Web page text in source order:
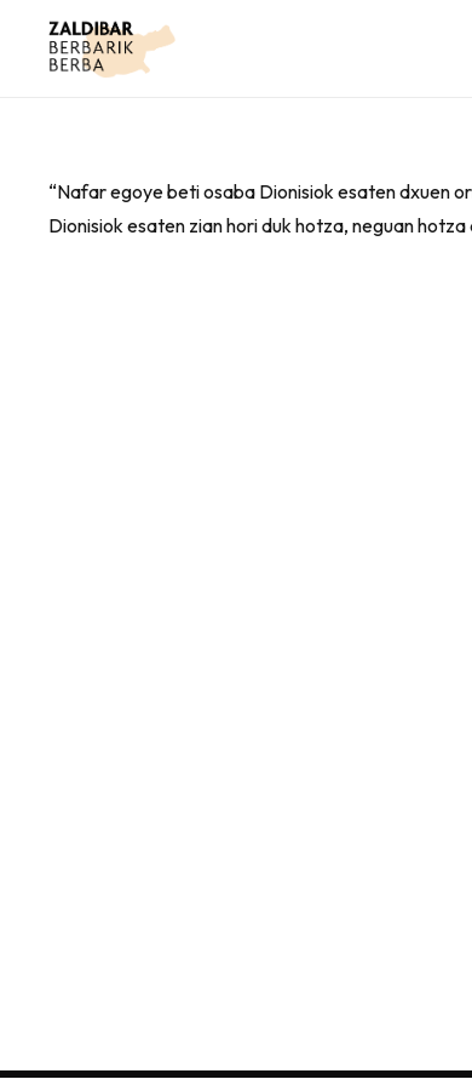
“Nafar egoye beti osaba Dionisiok esaten dxuen
Dionisiok esaten zian hori duk hotza, neguan